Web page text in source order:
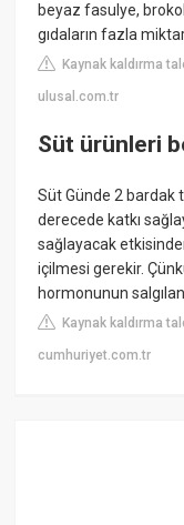
beyaz fasulye,
gıdaların fazla
Kaynak kaldırma
ulusal.com.tr
Süt ürünleri
Süt Günde 2 bardak
derecede katkı
sağlayacak
içilmesi gerekir.
hormonunun
Kaynak kaldırma
cumhuriyet.com.tr